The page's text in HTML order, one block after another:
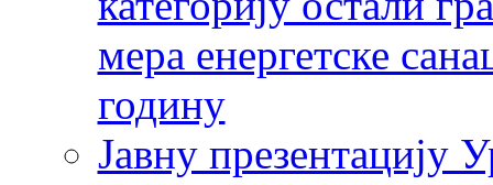
мера енергетске
годину
Јавну презентацију